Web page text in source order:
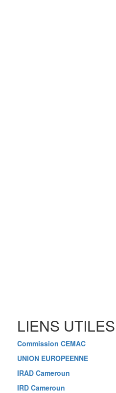
LIENS UTILES
Commission CEMAC
UNION EUROPEENNE
IRAD Cameroun
IRD Cameroun